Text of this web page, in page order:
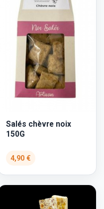
Salés chèvre noix
150G
4,90 €